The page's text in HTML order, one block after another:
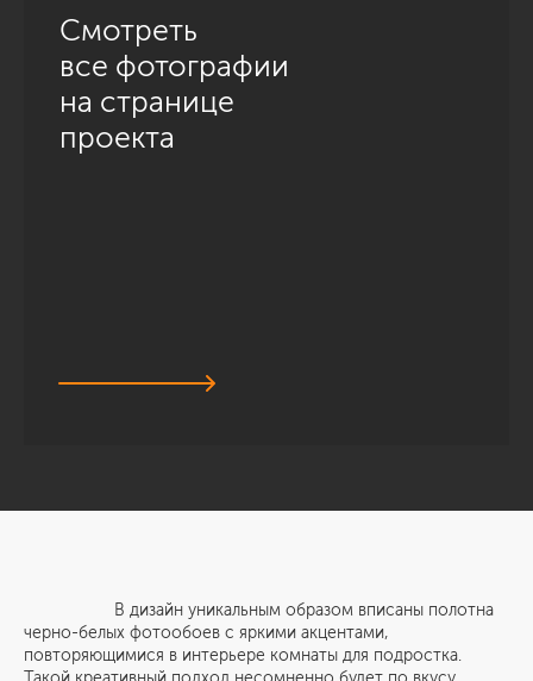
Смотреть
все фотографии
на странице
проекта
В дизайн уникальным образом вписаны полотна
черно-белых фотообоев с яркими акцентами,
повторяющимися в интерьере комнаты для подростка.